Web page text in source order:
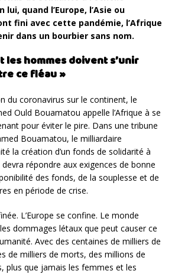
quand l’Europe, l’Asie ou
fini avec cette pandémie, l’Afrique
dans un bourbier sans nom.
les hommes doivent s’unir
ce fléau »
du coronavirus sur le continent, le
Ould Bouamatou appelle l’Afrique à se
pour éviter le pire. Dans une tribune
Bouamatou, le milliardaire
la création d’un fonds de solidarité à
devra répondre aux exigences de bonne
des fonds, de la souplesse et de
en période de crise.
L’Europe se confine. Le monde
dommages létaux que peut causer ce
Avec des centaines de milliers de
de milliers de morts, des millions de
plus que jamais les femmes et les